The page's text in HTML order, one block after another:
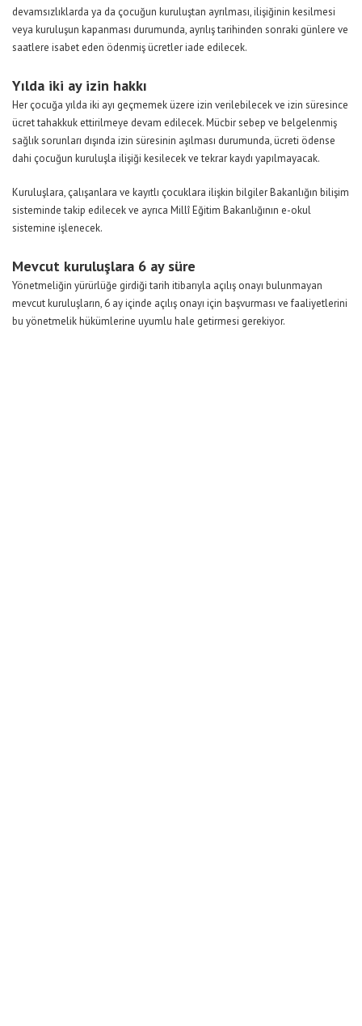
devamsızlıklarda ya da çocuğun kuruluştan ayrılması, ilişiğinin kesilmesi
veya kuruluşun kapanması durumunda, ayrılış tarihinden sonraki günlere ve
saatlere isabet eden ödenmiş ücretler iade edilecek.
Yılda iki ay izin hakkı
Her çocuğa yılda iki ayı geçmemek üzere izin verilebilecek ve izin süresince
ücret tahakkuk ettirilmeye devam edilecek. Mücbir sebep ve belgelenmiş
sağlık sorunları dışında izin süresinin aşılması durumunda, ücreti ödense
dahi çocuğun kuruluşla ilişiği kesilecek ve tekrar kaydı yapılmayacak.
Kuruluşlara, çalışanlara ve kayıtlı çocuklara ilişkin bilgiler Bakanlığın bilişim
sisteminde takip edilecek ve ayrıca Millî Eğitim Bakanlığının e-okul
sistemine işlenecek.
Mevcut kuruluşlara 6 ay süre
Yönetmeliğin yürürlüğe girdiği tarih itibarıyla açılış onayı bulunmayan
mevcut kuruluşların, 6 ay içinde açılış onayı için başvurması ve faaliyetlerini
bu yönetmelik hükümlerine uyumlu hale getirmesi gerekiyor.